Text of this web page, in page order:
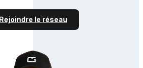
Rejoindre le réseau